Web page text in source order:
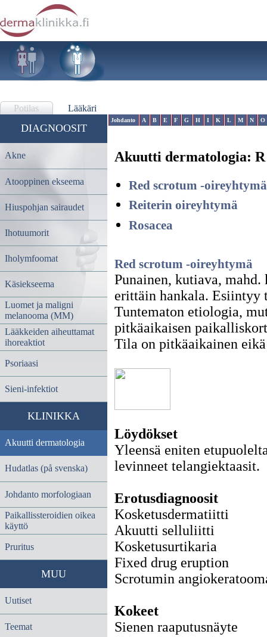
Potilas Lääkäri
DIAGNOOSIT
Akne
Atooppinen ekseema
Hiuspohjan sairaudet
Ihotuumorit
Iholymfoomat
Käsiekseema
Luomet ja maligni
melanooma (MM)
Lääkkeiden aiheuttamat
ihoreaktiot
Psoriaasi
Sieni-infektiot
KLINIKKA
Akuutti dermatologia
Hudatlas (på svenska)
Johdanto morfologiaan
Paikallissteroidien oikea
käyttö
Pruritus
MUU
Uutiset
Teemat
Johdanto A B E F G H I K L M N O
Akuutti dermatologia: R
Red scrotum -oireyhtymä
Reiterin oireyhtymä
Rosacea
Red scrotum -oireyhtymä
Punainen, kutiava,
erittäin hankala.
Tuntematon etiologia,
pitkäaikaisen
Tila on pitkäaikainen
Löydökset
Yleensä eniten
levinneet telangiektaasit.
Erotusdiagnoosit
Kosketusdermatiitti
Akuutti selluliitti
Kosketusurtikaria
Fixed drug eruption
Scrotumin
Kokeet
Sienen raaputusnäyte